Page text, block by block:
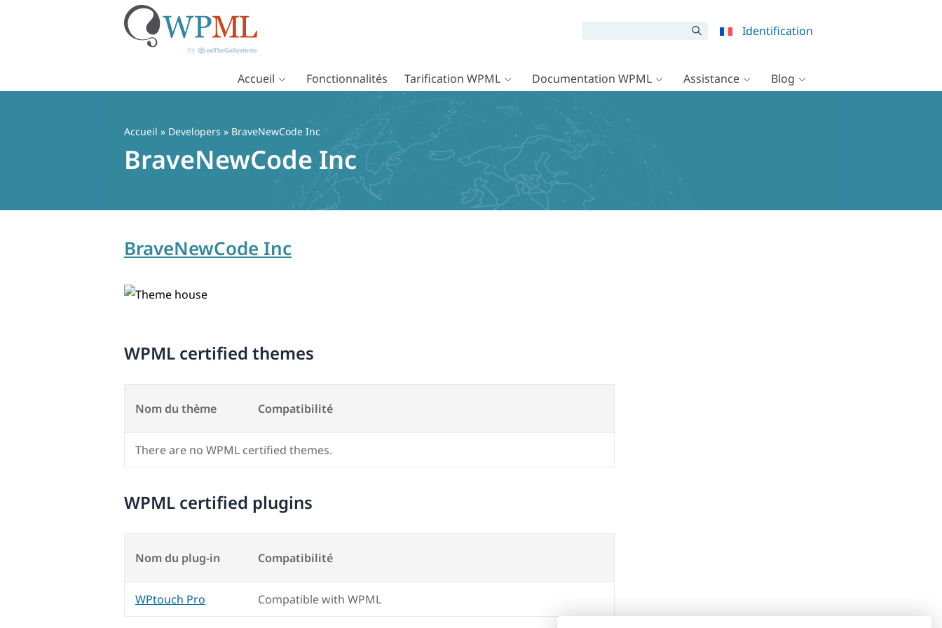
Identification
Accueil Fonctionnalités Tarification WPML Documentation WPML Assistance Blog
Accueil » Developers » BraveNewCode Inc
BraveNewCode Inc
BraveNewCode Inc
WPML certified themes
Nom du thème Compatibilité
There are no WPML certified themes.
WPML certified plugins
Nom du plug-in Compatibilité
WPtouch Pro Compatible with WPML